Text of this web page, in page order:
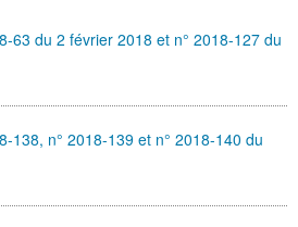
63 du 2 février 2018 et n° 2018-127 du
138, n° 2018-139 et n° 2018-140 du